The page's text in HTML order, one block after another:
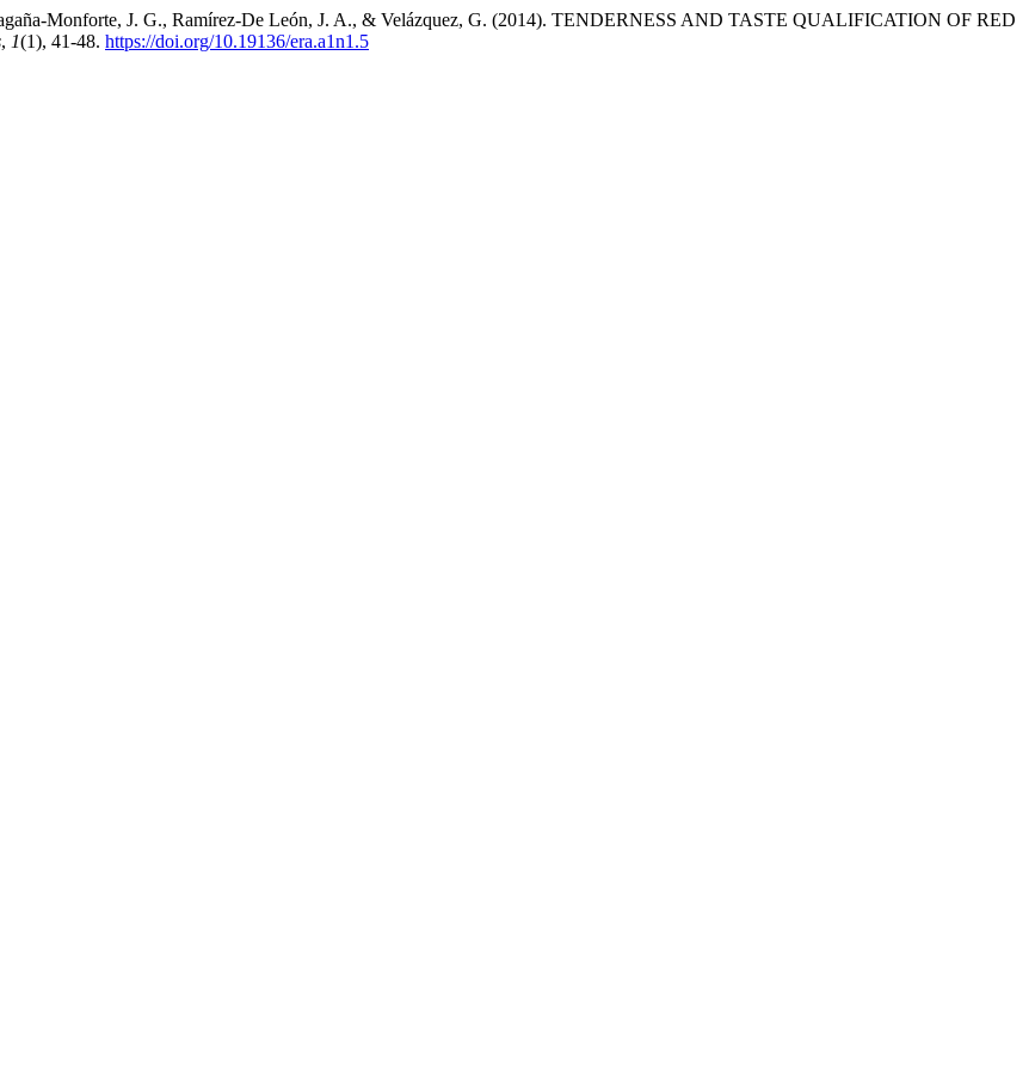
Monforte, J. G., Ramírez-De León, J. A., & Velázquez, G. (2014). TENDERNESS AND TASTE QUALIFICATION OF RED
, 1(1), 41-48. https://doi.org/10.19136/era.a1n1.5